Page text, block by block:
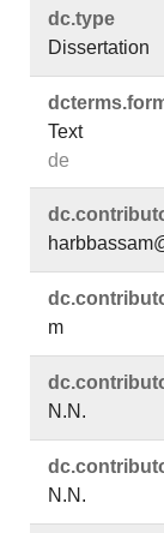
dc.​type
Dissertation
Text
de
m
N.N.
N.N.